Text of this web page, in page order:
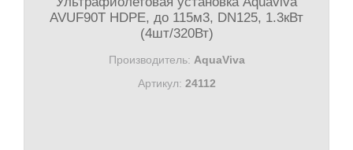
AVUF90T HDPE, до 115м3, DN125, 1.3кВт
(4шт/320Вт)
Производитель: AquaViva
Артикул: 24112